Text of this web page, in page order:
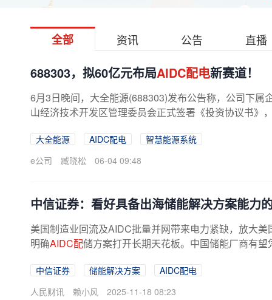
全部 资讯 公告 直播
688303，拟60亿元布局AIDC配电新赛道！
6月3日晚间，大全能源(688303)发布公告称，公司下属
山经济技术开发区管理委员会正式签署《投资协议书》
大全能源 AIDC配电
智慧能源系统
e公司
臧晓松 06-04 09:48
中信证券：看好具备出海储能解决方案能力
美国制造业回流及AIDC批量并网带来电力紧缺，放大
明确AIDC配储方案打开长期天花板。中国储能厂商有
中信证券 储能解决方案
AIDC配电
人民财讯
赖小风 2025-11-18 08:23